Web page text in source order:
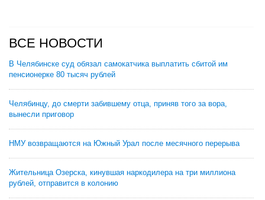
ВСЕ НОВОСТИ
В Челябинске суд обязал самокатчика выплатить сбитой им
пенсионерке 80 тысяч рублей
Челябинцу, до смерти забившему отца, приняв того за вора,
вынесли приговор
НМУ возвращаются на Южный Урал после месячного перерыва
Жительница Озерска, кинувшая наркодилера на три миллиона
рублей, отправится в колонию